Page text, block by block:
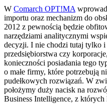
W Comarch OPT!MA
importu oraz mechanizm do
2012 z pewnością będzie
narzędziami analitycznymi
decyzji. I nie chodzi tutaj tylko i
przedsiębiorstwa czy
konieczności posiadania tego
o małe firmy, które potrzebują
pudełkowych rozwiązań. W
położymy duży nacisk na
Business Intelligence, z